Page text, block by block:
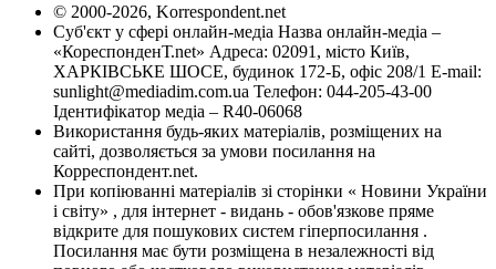
© 2000-2026, Korrespondent.net
Суб'єкт у сфері онлайн-медіа Назва онлайн-медіа –
«КореспонденТ.net» Адреса: 02091, місто Київ,
ХАРКІВСЬКЕ ШОСЕ, будинок 172-Б, офіс 208/1 E-mail:
sunlight@mediadim.com.ua Телефон: 044-205-43-00
Ідентифікатор медіа – R40-06068
Використання будь-яких матеріалів, розміщених на
сайті, дозволяється за умови посилання на
Корреспондент.net.
При копіюванні матеріалів зі сторінки « Новини України
і світу» , для інтернет - видань - обов'язкове пряме
відкрите для пошукових систем гіперпосилання .
Посилання має бути розміщена в незалежності від